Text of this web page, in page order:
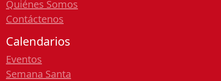
Quiénes Somos
Contáctenos
Calendarios
Eventos
Semana Santa